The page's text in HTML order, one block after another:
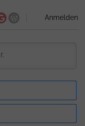
Anmelden
E-